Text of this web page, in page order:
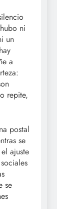
ni
un
a
repite,
postal
se
ajuste
se